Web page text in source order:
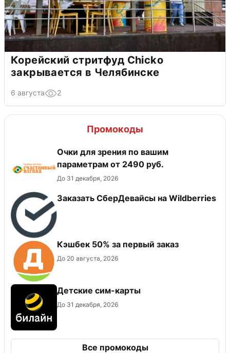
Корейский стритфуд Chicko
закрывается в Челябинске
6 августа 2
Промокоды
Очки для зрения по вашим
параметрам от 2490 руб.
До 31 декабря, 2026
Заказать СберДевайсы на Wildberries
Кэшбек 50% за первый заказ
До 20 августа, 2026
Детские сим-карты
До 31 декабря, 2026
Все промокоды